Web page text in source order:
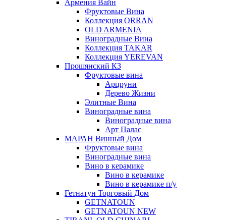
Армения Вайн
Фруктовые Вина
Коллекция ORRAN
OLD ARMENIA
Виноградные Вина
Коллекция TAKAR
Коллекция YEREVAN
Прошянский КЗ
Фруктовые вина
Арцруни
Дерево Жизни
Элитные Вина
Виноградные вина
Виноградные вина
Арт Палас
МАРАН Винный Дом
Фруктовые вина
Виноградные вина
Вино в керамике
Вино в керамике
Вино в керамике п/у
Гетнатун Торговый Дом
GETNATOUN
GETNATOUN NEW